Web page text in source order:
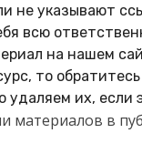
не указывают
всю
на нашем
то
их, если
материалов в